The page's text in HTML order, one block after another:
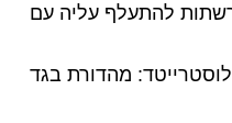
להתעלף עליה עם
מהדורת בגד